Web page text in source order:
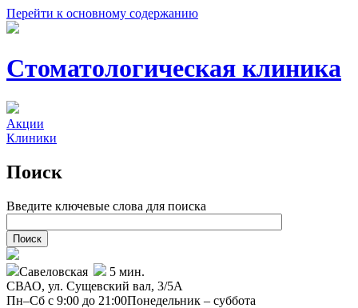
Перейти к основному содержанию
Стоматологическая клиника
Акции
Клиники
Поиск
Введите ключевые слова для поиска
Савеловская
5 мин.
СВАО, ул. Сущевский вал, 3/5А
Пн–Сб с 9:00 до 21:00Понедельник – суббота